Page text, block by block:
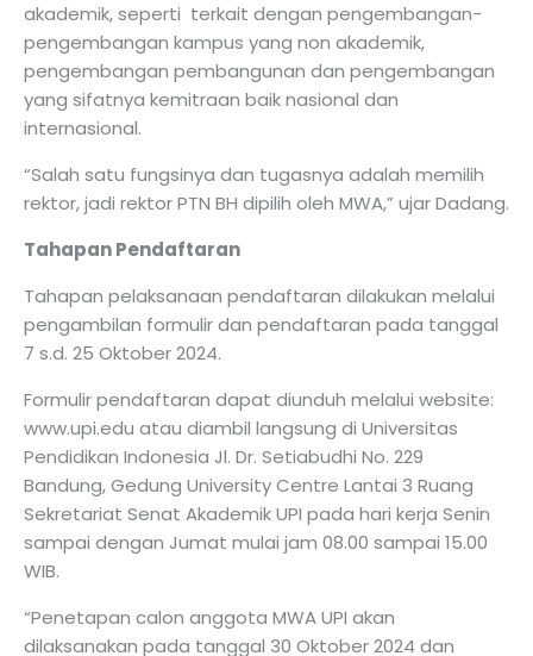
akademik, seperti terkait dengan pengembangan-
pengembangan kampus yang non akademik,
pengembangan pembangunan dan pengembangan
yang sifatnya kemitraan baik nasional dan
internasional.
“Salah satu fungsinya dan tugasnya adalah memilih
rektor, jadi rektor PTN BH dipilih oleh MWA,” ujar Dadang.
Tahapan Pendaftaran
Tahapan pelaksanaan pendaftaran dilakukan melalui
pengambilan formulir dan pendaftaran pada tanggal
7 s.d. 25 Oktober 2024.
Formulir pendaftaran dapat diunduh melalui website:
www.upi.edu atau diambil langsung di Universitas
Pendidikan Indonesia Jl. Dr. Setiabudhi No. 229
Bandung, Gedung University Centre Lantai 3 Ruang
Sekretariat Senat Akademik UPI pada hari kerja Senin
sampai dengan Jumat mulai jam 08.00 sampai 15.00
WIB.
“Penetapan calon anggota MWA UPI akan
dilaksanakan pada tanggal 30 Oktober 2024 dan